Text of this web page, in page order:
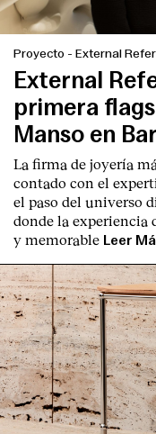
Proyecto - External
External
primera
Manso en
La firma de joyería
contado con el
el paso del universo
donde la experiencia
y memorable Leer